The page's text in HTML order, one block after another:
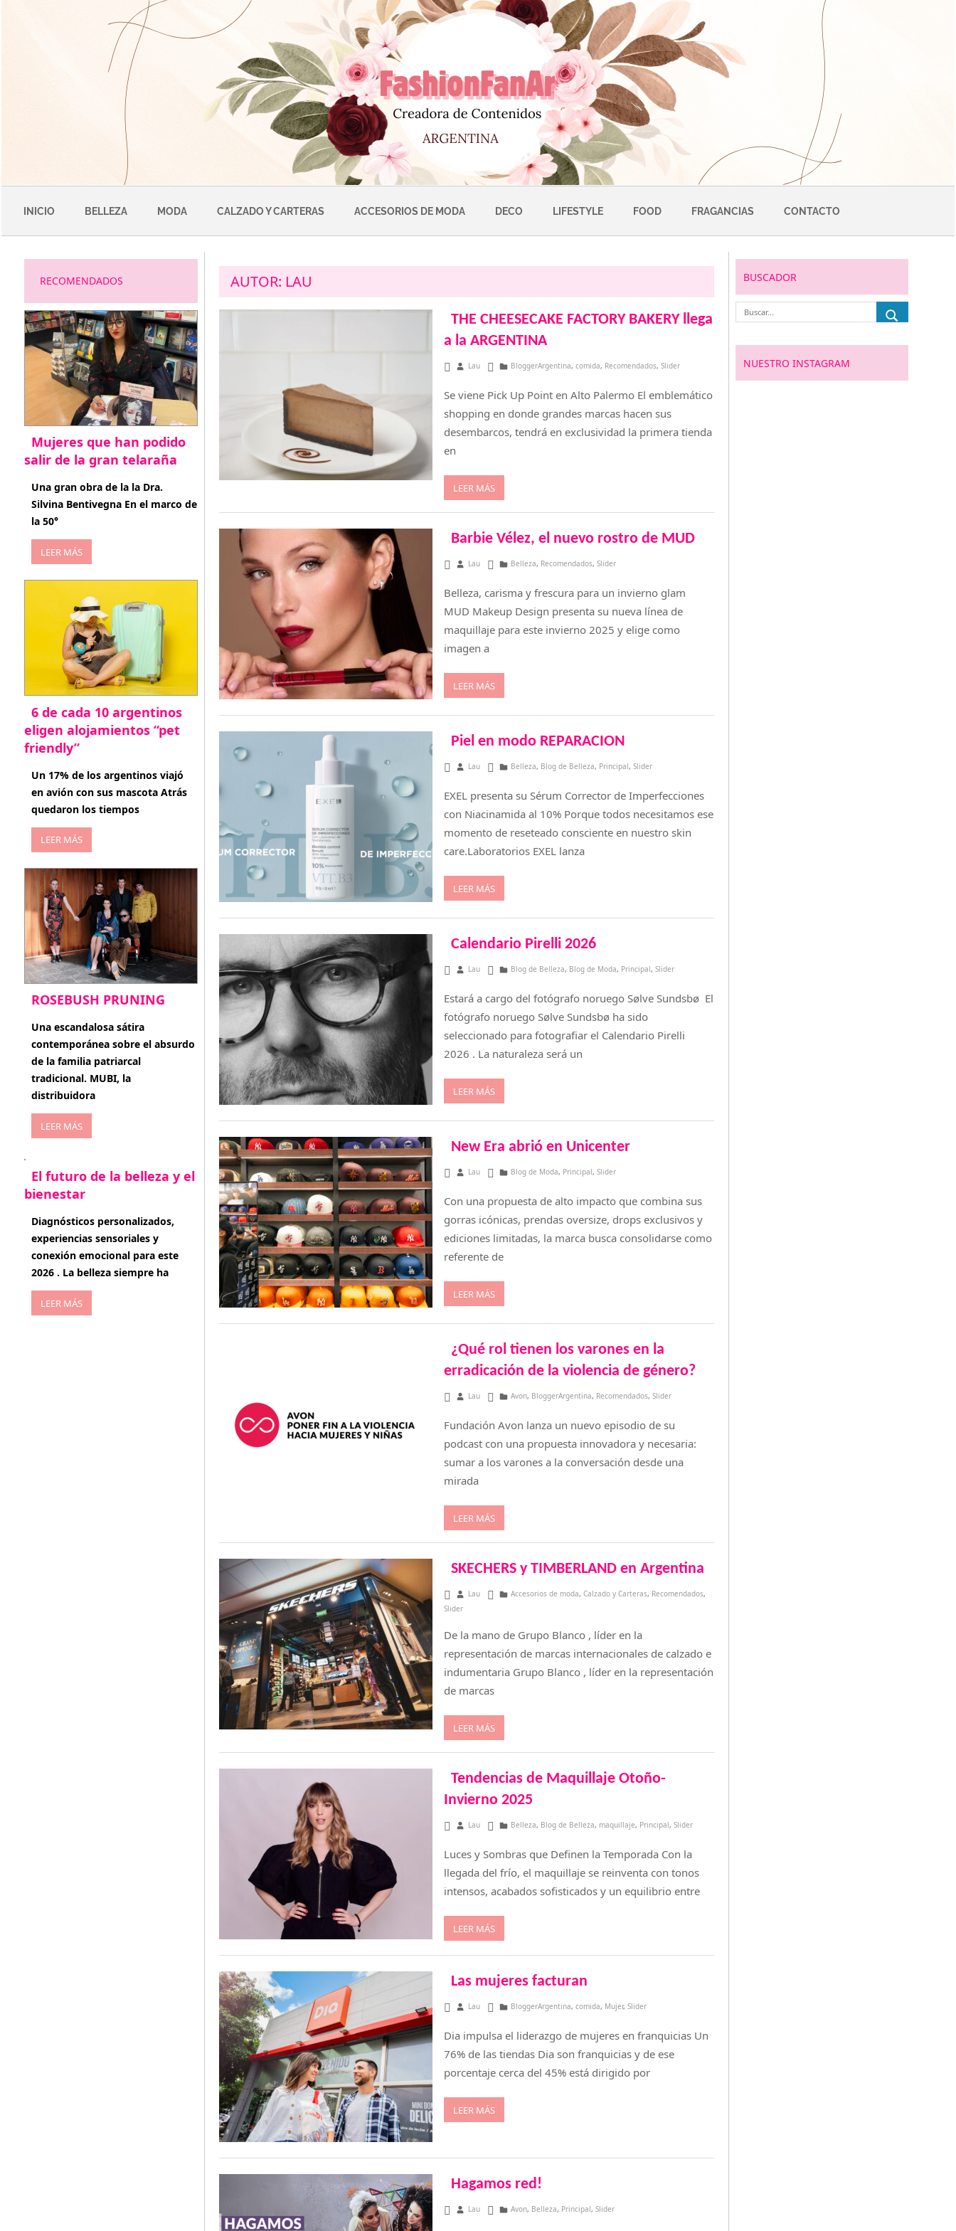
INICIO BELLEZA MODA CALZADO Y CARTERAS ACCESORIOS DE MODA DECO LIFESTYLE FOOD FRAGANCIAS CONTACTO
AUTOR: LAU
THE CHEESECAKE FACTORY BAKERY llega
a la ARGENTINA
agosto 29, 2025
Lau BloggerArgentina,comida, Recomendados,Slider
Se viene Pick Up Point en Alto Palermo El emblemático
shopping en donde grandes marcas hacen sus
desembarcos, tendrá en exclusividad la primera tienda
en
LEER MÁS
Barbie Vélez, el nuevo rostro de MUD
agosto 11, 2025
Lau Belleza, Recomendados,Slider
Belleza, carisma y frescura para un invierno glam
MUD Makeup Design presenta su nueva línea de
maquillaje para este invierno 2025 y elige como
imagen a
LEER MÁS
Piel en modo REPARACION
agosto 11, 2025
Lau Belleza, Blog de Belleza, Principal,Slider
EXEL presenta su Sérum Corrector de Imperfecciones
con Niacinamida al 10% Porque todos necesitamos ese
momento de reseteado consciente en nuestro skin
care.Laboratorios EXEL lanza
LEER MÁS
Calendario Pirelli 2026
junio 17, 2025
Lau Blog de Belleza, Blog de Moda, Principal,Slider
Estará a cargo del fotógrafo noruego Sølve Sundsbø El
fotógrafo noruego Sølve Sundsbø ha sido
seleccionado para fotografiar el Calendario Pirelli
2026 . La naturaleza será un
LEER MÁS
New Era abrió en Unicenter
junio 6, 2025
Lau Blog de Moda, Principal,Slider
Con una propuesta de alto impacto que combina sus
gorras icónicas, prendas oversize, drops exclusivos y
ediciones limitadas, la marca busca consolidarse como
referente de
LEER MÁS
¿Qué rol tienen los varones en la
erradicación de la violencia de género?
abril 30, 2025
Lau Avon, BloggerArgentina, Recomendados,Slider
Fundación Avon lanza un nuevo episodio de su
podcast con una propuesta innovadora y necesaria:
sumar a los varones a la conversación desde una
mirada
LEER MÁS
SKECHERS y TIMBERLAND en Argentina
abril 28, 2025
Lau Accesorios de moda,Calzado y Carteras, Recomendados,
Slider
De la mano de Grupo Blanco , líder en la
representación de marcas internacionales de calzado e
indumentaria Grupo Blanco , líder en la representación
de marcas
LEER MÁS
Tendencias de Maquillaje Otoño-
Invierno 2025
marzo 20, 2025
Lau Belleza, Blog de Belleza, maquillaje, Principal,Slider
Luces y Sombras que Definen la Temporada Con la
llegada del frío, el maquillaje se reinventa con tonos
intensos, acabados sofisticados y un equilibrio entre
LEER MÁS
Las mujeres facturan
febrero 28, 2025
Lau BloggerArgentina,comida, Mujer,Slider
Dia impulsa el liderazgo de mujeres en franquicias Un
76% de las tiendas Dia son franquicias y de ese
porcentaje cerca del 45% está dirigido por
LEER MÁS
Hagamos red!
febrero 17, 2025
Lau Avon, Belleza, Principal,Slider
RECOMENDADOS
Mujeres que han podido
salir de la gran telaraña
abril 29, 2026
Una gran obra de la la Dra.
Silvina Bentivegna En el marco de
la 50°
LEER MÁS
6 de cada 10 argentinos
eligen alojamientos “pet
friendly”
abril 27, 2026
Un 17% de los argentinos viajó
en avión con sus mascota Atrás
quedaron los tiempos
LEER MÁS
ROSEBUSH PRUNING
enero 20, 2026
Una escandalosa sátira
contemporánea sobre el absurdo
de la familia patriarcal
tradicional. MUBI, la
distribuidora
LEER MÁS
El futuro de la belleza y el
bienestar
enero 15, 2026
Diagnósticos personalizados,
experiencias sensoriales y
conexión emocional para este
2026 . La belleza siempre ha
LEER MÁS
BUSCADOR
NUESTRO INSTAGRAM